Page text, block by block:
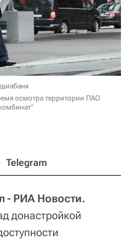
осмотра территории ПАО
Telegram
РИА Новости.
донастройкой